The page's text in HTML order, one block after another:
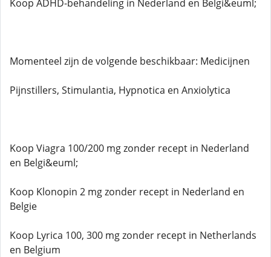
Koop ADHD-behandeling in Nederland en Belgi&euml;
Momenteel zijn de volgende beschikbaar: Medicijnen
Pijnstillers, Stimulantia, Hypnotica en Anxiolytica
Koop Viagra 100/200 mg zonder recept in Nederland
en Belgi&euml;
Koop Klonopin 2 mg zonder recept in Nederland en
Belgie
Koop Lyrica 100, 300 mg zonder recept in Netherlands
en Belgium